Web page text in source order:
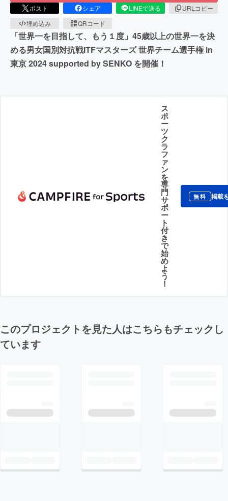
ポスト シェア LINEで送る
URLコピー
埋め込み
QRコード
「世界一を目指して、もう１度」45歳以上の世界一を決
める男女国別対抗戦ITFマスターズ 世界チーム選手権 in
東京 2024 supported by SENKO を開催！
ス
ポ
ー
ツ
ク
ラ
フ
ァ
ン
を
専
門
サ
ポ
ー
ト
付
き
で
始
め
よ
う
！
無料 掲載
このプロジェクトを見た人はこちらもチェックし
ています